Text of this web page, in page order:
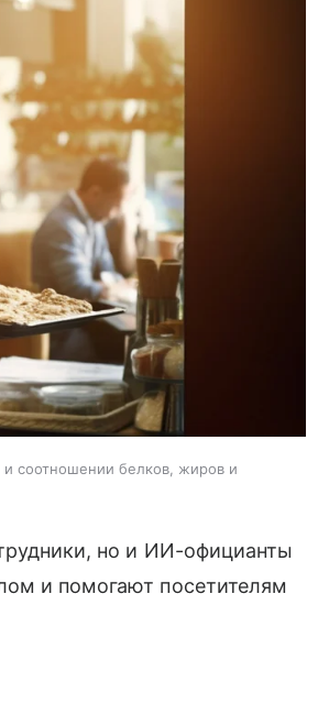
и соотношении белков, жиров и
но и ИИ-официанты
и помогают посетителям